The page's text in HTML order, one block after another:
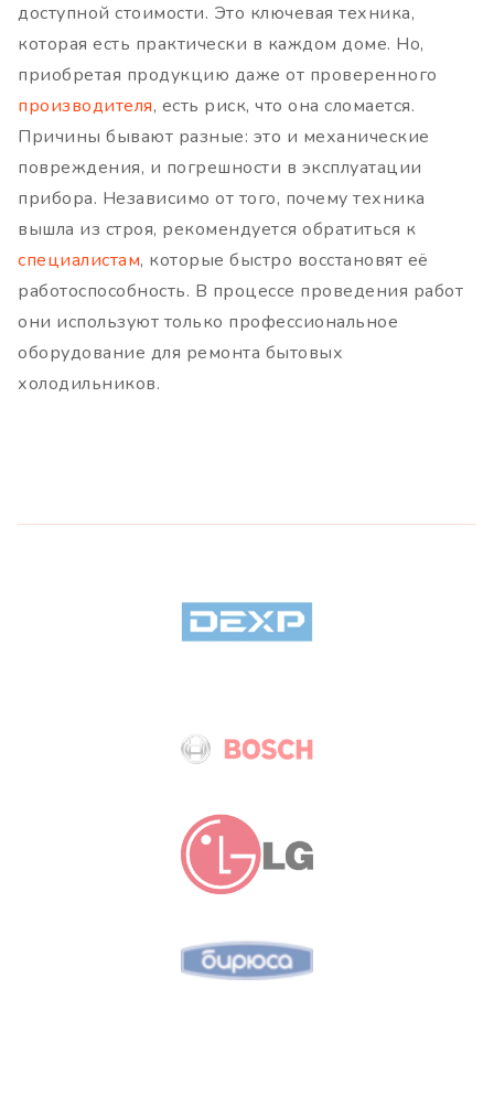
доступной стоимости. Это ключевая техника,
которая есть практически в каждом доме. Но,
приобретая продукцию даже от проверенного
производителя, есть риск, что она сломается.
Причины бывают разные: это и механические
повреждения, и погрешности в эксплуатации
прибора. Независимо от того, почему техника
вышла из строя, рекомендуется обратиться к
специалистам, которые быстро восстановят её
работоспособность. В процессе проведения работ
они используют только профессиональное
оборудование для ремонта бытовых
холодильников.